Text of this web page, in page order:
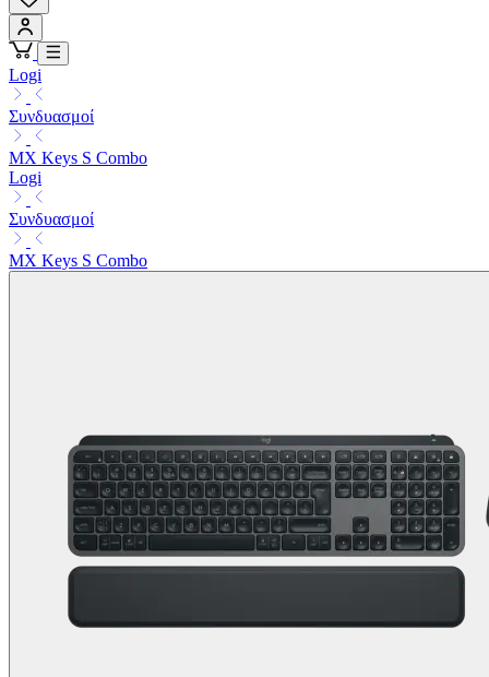
Logi
Συνδυασμοί
MX Keys S Combo
Logi
Συνδυασμοί
MX Keys S Combo